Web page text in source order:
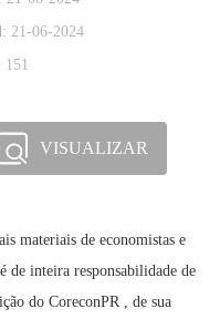
21-06-2024
151
VISUALIZAR
materiais de economistas e
de inteira responsabilidade de
do CoreconPR , de sua